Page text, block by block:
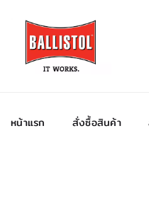
หน้าแรก สั่งซื้อสินค้า